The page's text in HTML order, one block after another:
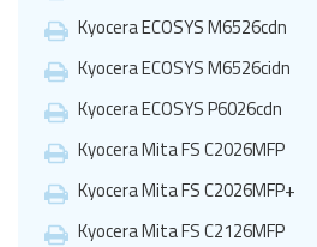
Kyocera ECOSYS M6526cdn
Kyocera ECOSYS M6526cidn
Kyocera ECOSYS P6026cdn
Kyocera Mita FS C2026MFP
Kyocera Mita FS C2026MFP+
Kyocera Mita FS C2126MFP